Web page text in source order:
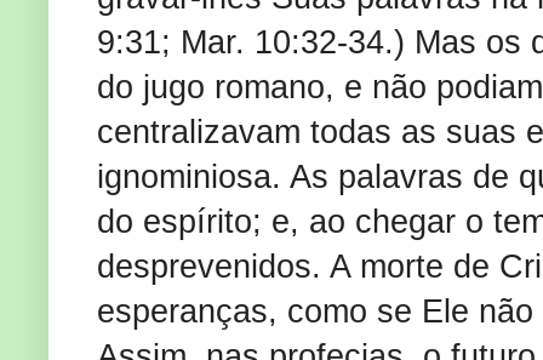
9:31; Mar. 10:32-34.) Mas os
do jugo romano, e não
centralizavam todas as suas
ignominiosa. As palavras de
do espírito; e, ao chegar o
desprevenidos. A morte de
esperanças, como se Ele